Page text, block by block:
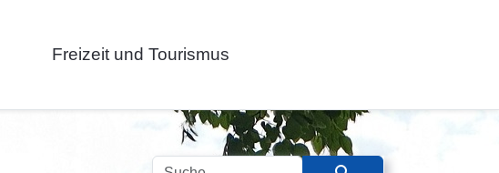
Freizeit und Tourismus
Suchen